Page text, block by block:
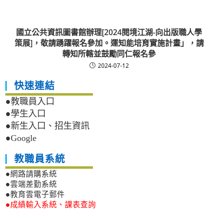
國立公共資訊圖書館辦理[2024閱境江湖-向出版職人學
策展]，敬請踴躍報名參加。運知能培育實施計畫」，請
轉知所轄並鼓勵同仁報名參
2024-07-12
快速連結
●教職員入口
●學生入口
●新生入口、招生資訊
●Google
教職員系統
●網路請購系統
●雲端差勤系統
●教育雲電子郵件
●成績輸入系統、課表查詢